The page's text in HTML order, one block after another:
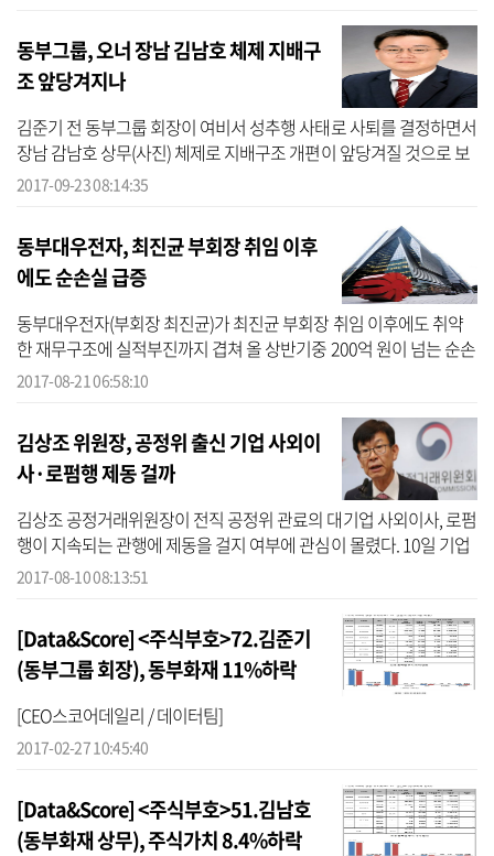
동부그룹, 오너 장남 김남호 체제 지배구
조 앞당겨지나
김준기 전 동부그룹 회장이 여비서 성추행 사태로 사퇴를 결정하면서
장남 감남호 상무(사진) 체제로 지배구조 개편이 앞당겨질 것으로 보
인다.김 상무는 1975년생으로 2005년 동부화재(동부금융연구소)로
2017-09-23 08:14:35
동부대우전자, 최진균 부회장 취임 이후
에도 순손실 급증
동부대우전자(부회장 최진균)가 최진균 부회장 취임 이후에도 취약
한 재무구조에 실적부진까지 겹쳐 올 상반기중 200억 원이 넘는 순손
실을 기록했다. 21일 기업 경영성과 평가사이트 CEO스코어(대표 박
2017-08-21 06:58:10
김상조 위원장, 공정위 출신 기업 사외이
사·로펌행 제동 걸까
김상조 공정거래위원장이 전직 공정위 관료의 대기업 사외이사, 로펌
행이 지속되는 관행에 제동을 걸지 여부에 관심이 몰렸다. 10일 기업
경영성과 평가사이트 CEO스코어(대표 박주근)에 따르면 겸직자 수
2017-08-10 08:13:51
[Data&Score] <주식부호>72.김준기
(동부그룹 회장), 동부화재 11%하락
[CEO스코어데일리 / 데이터팀]
2017-02-27 10:45:40
[Data&Score] <주식부호>51.김남호
(동부화재 상무), 주식가치 8.4%하락